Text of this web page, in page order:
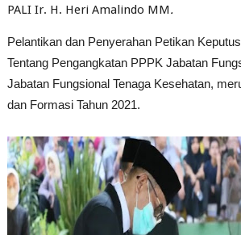
PALI Ir. H. Heri Amalindo MM.
Pelantikan dan Penyerahan Petikan
Tentang Pengangkatan PPPK Jabatan
Jabatan Fungsional Tenaga Kesehatan,
dan Formasi Tahun 2021.